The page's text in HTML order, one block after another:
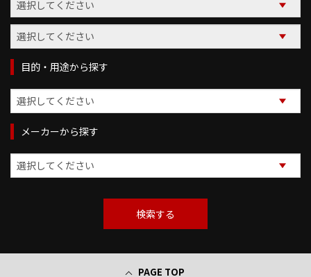
目的・用途から探す
メーカーから探す
PAGE TOP